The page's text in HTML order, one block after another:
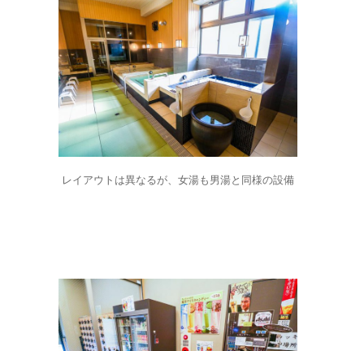
レイアウトは異なるが、女湯も男湯と同様の設備